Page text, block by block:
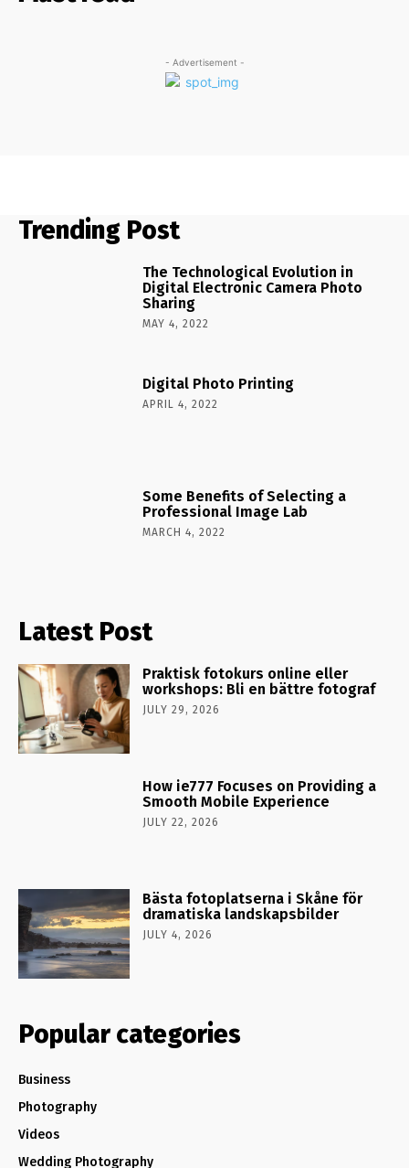
- Advertisement -
Trending Post
The Technological Evolution in
Digital Electronic Camera Photo
Sharing
MAY 4, 2022
Digital Photo Printing
APRIL 4, 2022
Some Benefits of Selecting a
Professional Image Lab
MARCH 4, 2022
Latest Post
Praktisk fotokurs online eller
workshops: Bli en bättre fotograf
JULY 29, 2026
How ie777 Focuses on Providing a
Smooth Mobile Experience
JULY 22, 2026
Bästa fotoplatserna i Skåne för
dramatiska landskapsbilder
JULY 4, 2026
Popular categories
Business
Photography
Videos
Wedding Photography